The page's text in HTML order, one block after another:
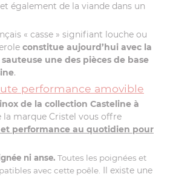
également de la viande dans un
« casse » signifiant louche ou
constitue aujourd’hui avec la
une des pièces de base
.
performance amovible
de la collection Casteline à
la marque Cristel vous offre
performance au quotidien pour
ni anse. Toutes les poignées et
avec cette poêle. Il existe une